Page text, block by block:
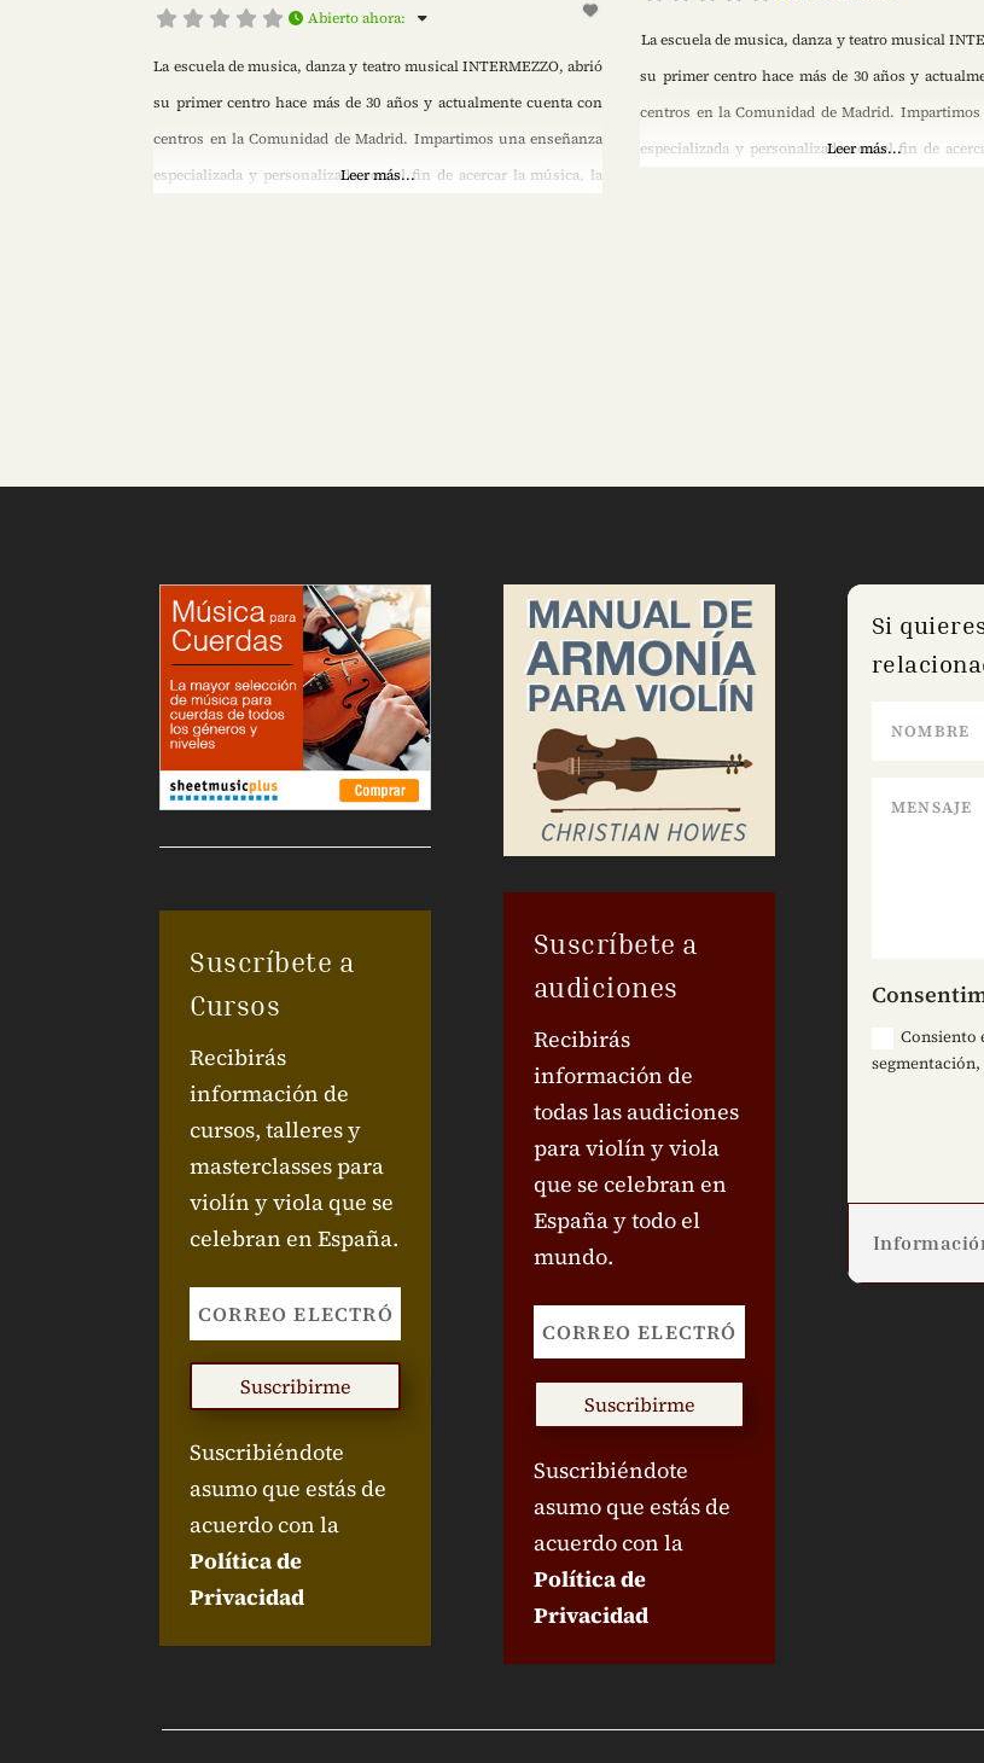
Abierto ahora:
La escuela de musica, danza y teatro musical INTERMEZZO, abrió
su primer centro hace más de 30 años y actualmente cuenta con
centros en la Comunidad de Madrid. Impartimos una enseñanza
especializada y personalizada con el fin de acercar la música, la
Leer más...
La escuela de musica, danza y teatro musical
su primer centro hace más de 30 años y
centros en la Comunidad de Madrid. Impartimos
especializada y personalizada con el fin de
Leer más...
Suscríbete a
Cursos
Recibirás
información de
cursos, talleres y
masterclasses para
violín y viola que se
celebran en España.
Suscribirme
Suscribiéndote
asumo que estás de
acuerdo con la
Política de
Privacidad
Suscríbete a
audiciones
Recibirás
información de
todas las audiciones
para violín y viola
que se celebran en
España y todo el
mundo.
Suscribirme
Suscribiéndote
asumo que estás de
acuerdo con la
Política de
Privacidad
Si
Consiento